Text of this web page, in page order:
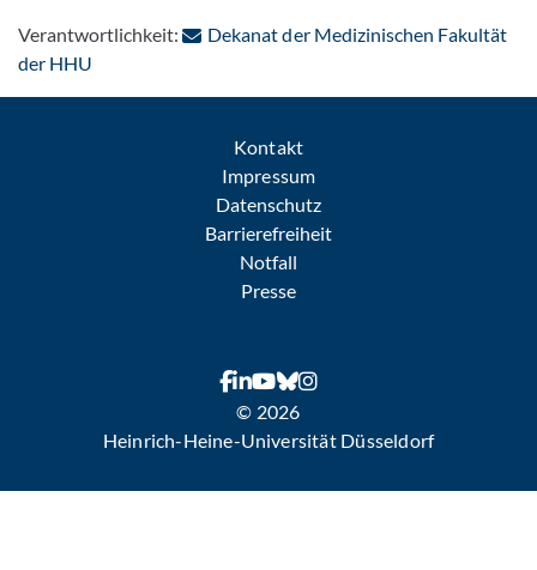
Verantwortlichkeit:
Dekanat der Medizinischen Fakultät
der HHU
Kontakt
Impressum
Datenschutz
Barrierefreiheit
Notfall
Presse
© 2026
Heinrich-Heine-Universität Düsseldorf